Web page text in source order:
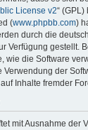
License v2“
(www.phpbb.com)
durch die
Verfügung gestellt.
wie die Software
Verwendung der
Inhalte fremder
mit Ausnahme der